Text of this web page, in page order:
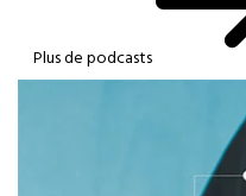
Plus de podcasts